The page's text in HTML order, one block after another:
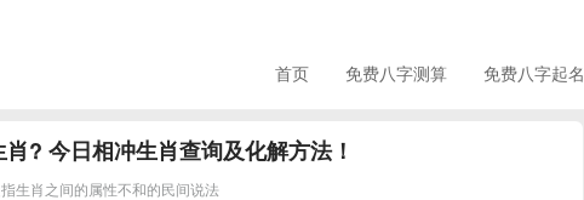
首页 免费八字测算 免费八字起名
? 今日相冲生肖查询及化解方法！
生肖之间的属性不和的民间说法